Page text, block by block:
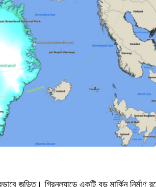
জড়িত। গ্রিনল্যান্ডে একটি বড় মার্কিন নির্মাণ